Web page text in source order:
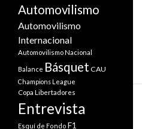
Automovilismo
Automovilismo
Internacional
Automovilismo Nacional
Balance Básquet CAU
Champions League
Copa Libertadores
Entrevista
Esquí de Fondo F1